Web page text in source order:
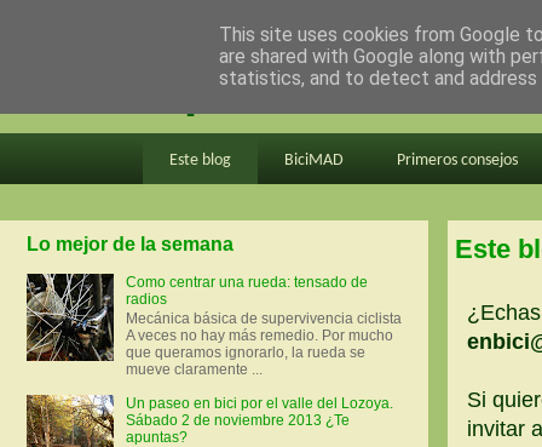
en bici por madrid
Este blog BiciMAD Primeros consejos
Este
Si
invitar
Lo mejor de la semana
Como centrar una rueda: tensado de
radios
Mecánica básica de supervivencia ciclista
A veces no hay más remedio. Por mucho
que queramos ignorarlo, la rueda se
mueve claramente ...
Un paseo en bici por el valle del Lozoya.
Sábado 2 de noviembre 2013 ¿Te
apuntas?
This site uses cookies from Google
are shared with Google along with
statistics, and to detect and address